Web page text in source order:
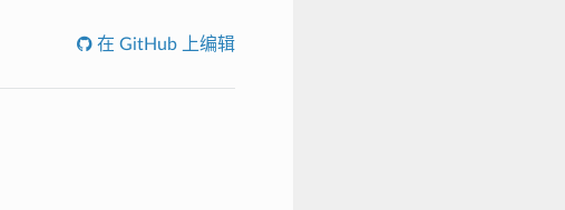
在 GitHub 上编辑